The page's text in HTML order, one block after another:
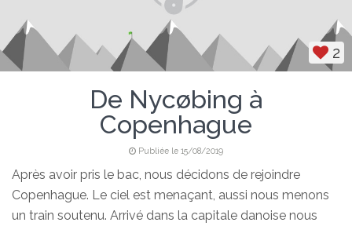
2
De Nycøbing à
Copenhague
Publiée le 15/08/2019
Après avoir pris le bac, nous décidons de rejoindre
Copenhague. Le ciel est menaçant, aussi nous menons
un train soutenu. Arrivé dans la capitale danoise nous